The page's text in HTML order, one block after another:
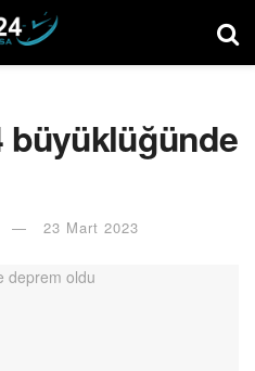
büyüklüğünde
23 Mart 2023